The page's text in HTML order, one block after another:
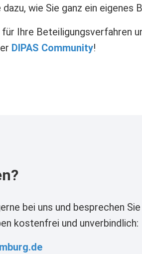
wie Sie ganz ein
für Ihre Beteiligungsverfahren
DIPAS Community!
bei uns und besprechen
kostenfrei und unverbindlich: